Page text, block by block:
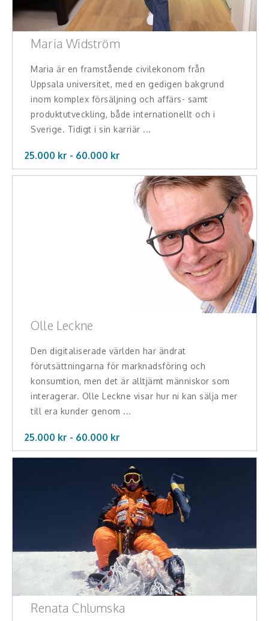
Mångfald och integration
Omvärld, politik, juridik
Teamwork, teambuilding, relationer
Vård, omsorg, beroende
Företagsledare
Maria Widström
Maria är en framstående civilekonom från
Uppsala universitet, med en gedigen bakgrund
inom komplex försäljning och affärs- samt
produktutveckling, både internationellt och i
Sverige. Tidigt i sin karriär ...
25.000 kr - 60.000 kr
Olle Leckne
Den digitaliserade världen har ändrat
förutsättningarna för marknadsföring och
konsumtion, men det är alltjämt människor som
interagerar. Olle Leckne visar hur ni kan sälja mer
till era kunder genom ...
25.000 kr - 60.000 kr
Renata Chlumska